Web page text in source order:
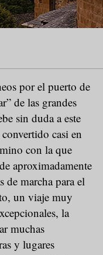
por el puerto de
de las grandes
sin duda a este
casi en
con la que
aproximadamente
de marcha para el
un viaje muy
la
muchas
y lugares